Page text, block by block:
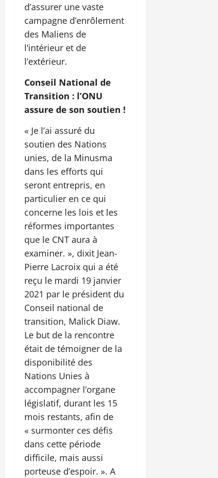
d’assurer une vaste
campagne d’enrôlement
des Maliens de
l’intérieur et de
l’extérieur.
Conseil National de
Transition : l’ONU
assure de son soutien !
« Je l’ai assuré du
soutien des Nations
unies, de la Minusma
dans les efforts qui
seront entrepris, en
particulier en ce qui
concerne les lois et les
réformes importantes
que le CNT aura à
examiner. », dixit Jean-
Pierre Lacroix qui a été
reçu le mardi 19 janvier
2021 par le président du
Conseil national de
transition, Malick Diaw.
Le but de la rencontre
était de témoigner de la
disponibilité des
Nations Unies à
accompagner l’organe
législatif, durant les 15
mois restants, afin de
« surmonter ces défis
dans cette période
difficile, mais aussi
porteuse d’espoir. ». A